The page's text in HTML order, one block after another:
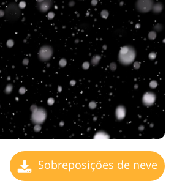
Sobreposições de neve